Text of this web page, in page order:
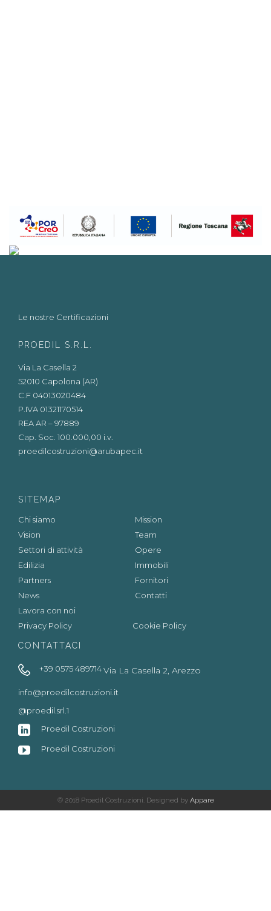
Le nostre Certificazioni
PROEDIL S.R.L.
Via La Casella 2
52010 Capolona (AR)
C.F 04013020484
P.IVA 01321170514
REA AR – 97889
Cap. Soc. 100.000,00 i.v.
proedilcostruzioni@arubapec.it
SITEMAP
Chi siamo
Mission
Vision
Team
Settori di attività
Opere
Edilizia
Immobili
Partners
Fornitori
News
Contatti
Lavora con noi
Privacy Policy
Cookie Policy
CONTATTACI
 +39 0575 489714Via La Casella 2, Arezzo
info@proedilcostruzioni.it
@proedil.srl.1
 Proedil Costruzioni
 Proedil Costruzioni
© 2018 Proedil Costruzioni. Designed by Appare